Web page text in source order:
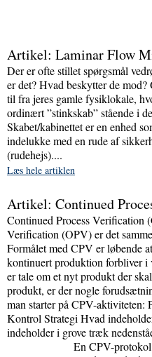
Artikel: Laminar Flow
Der er ofte stillet spørgsmål
er det? Hvad beskytter de
til fra jeres gamle fysiklokale,
ordinært ”stinkskab” stående i
Skabet/kabinettet er en enhed
indelukke med en rude af
(rudehejs)....
Læs hele artiklen
Artikel: Continued
Continued Process Verification
Verification (OPV) er det
Formålet med CPV er løbende
kontinuert produktion forbliver
er tale om et nyt produkt der
produkt, er der nogle
man starter på CPV-aktiviteten:
Kontrol Strategi Hvad
indeholder i grove
En CPV-protokol